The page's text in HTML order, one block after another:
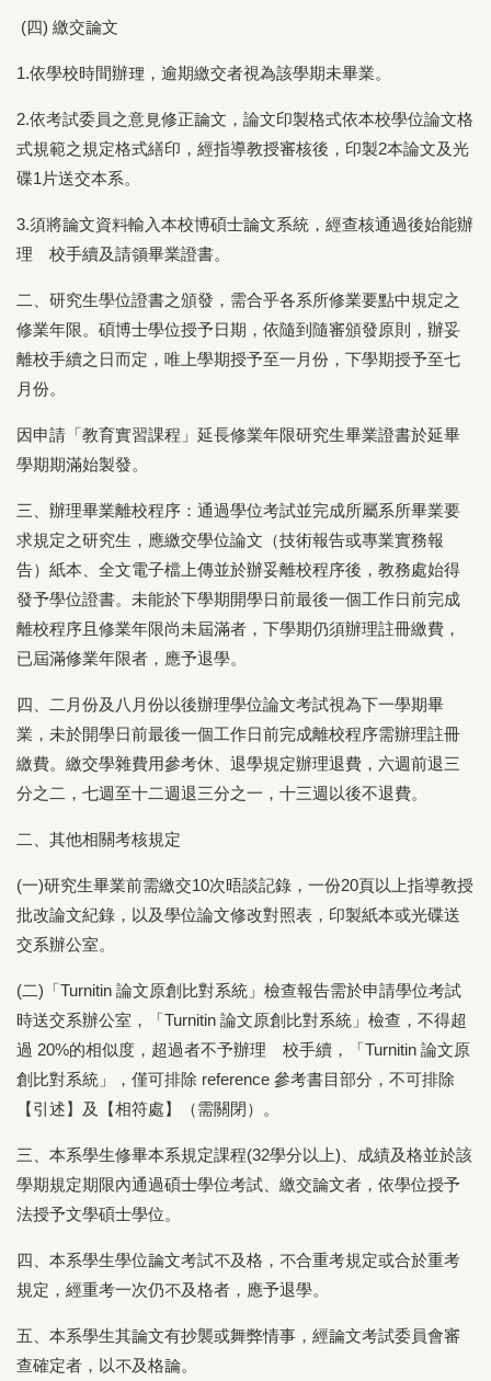
(四) 繳交論文
1.依學校時間辦理，逾期繳交者視為該學期未畢業。
2.依考試委員之意見修正論文，論文印製格式依本校學位論文格
式規範之規定格式繕印，經指導教授審核後，印製2本論文及光
碟1片送交本系。
3.須將論文資料輸入本校博碩士論文系統，經查核通過後始能辦
理離校手續及請領畢業證書。
二、研究生學位證書之頒發，需合乎各系所修業要點中規定之
修業年限。碩博士學位授予日期，依隨到隨審頒發原則，辦妥
離校手續之日而定，唯上學期授予至一月份，下學期授予至七
月份。
因申請「教育實習課程」延長修業年限研究生畢業證書於延畢
學期期滿始製發。
三、辦理畢業離校程序：通過學位考試並完成所屬系所畢業要
求規定之研究生，應繳交學位論文（技術報告或專業實務報
告）紙本、全文電子檔上傳並於辦妥離校程序後，教務處始得
發予學位證書。未能於下學期開學日前最後一個工作日前完成
離校程序且修業年限尚未屆滿者，下學期仍須辦理註冊繳費，
已屆滿修業年限者，應予退學。
四、二月份及八月份以後辦理學位論文考試視為下一學期畢
業，未於開學日前最後一個工作日前完成離校程序需辦理註冊
繳費。繳交學雜費用參考休、退學規定辦理退費，六週前退三
分之二，七週至十二週退三分之一，十三週以後不退費。
二、其他相關考核規定
(一)研究生畢業前需繳交10次晤談記錄，一份20頁以上指導教授
批改論文紀錄，以及學位論文修改對照表，印製紙本或光碟送
交系辦公室。
(二)「Turnitin 論文原創比對系統」檢查報告需於申請學位考試
時送交系辦公室，「Turnitin 論文原創比對系統」檢查，不得超
過 20%的相似度，超過者不予辦理離校手續，「Turnitin 論文原
創比對系統」，僅可排除 reference 參考書目部分，不可排除
【引述】及【相符處】（需關閉）。
三、本系學生修畢本系規定課程(32學分以上)、成績及格並於該
學期規定期限內通過碩士學位考試、繳交論文者，依學位授予
法授予文學碩士學位。
四、本系學生學位論文考試不及格，不合重考規定或合於重考
規定，經重考一次仍不及格者，應予退學。
五、本系學生其論文有抄襲或舞弊情事，經論文考試委員會審
查確定者，以不及格論。